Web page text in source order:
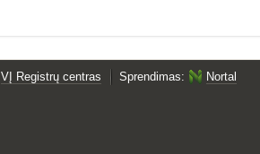
VĮ Registrų centras Sprendimas: Nortal